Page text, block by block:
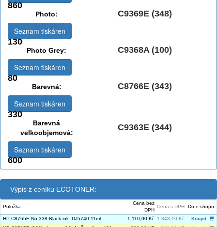
860
Photo: C9369E (348)
130
Seznam tiskáren
Photo Grey: C9368A (100)
80
Seznam tiskáren
Barevná: C8766E (343)
330
Seznam tiskáren
Barevná
velkoobjemová:
C9363E (344)
600
Seznam tiskáren
Výpis z ceníku ECOTONER:
Položka
Cena bez
DPH
Cena s DPH Do e-shopu
HP C8765E No.338 Black ink. DJ5740 11ml 1 110,00 Kč 1 343,10 Kč
Koupit